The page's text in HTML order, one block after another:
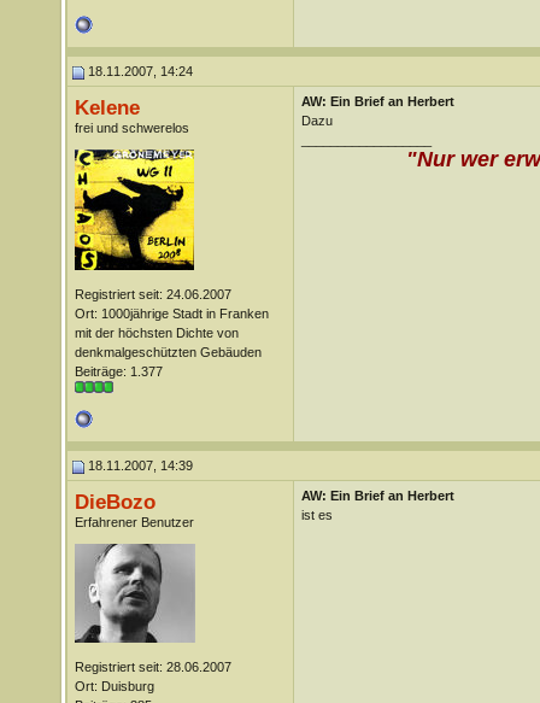
18.11.2007, 14:24
Kelene
frei und schwerelos
Registriert seit: 24.06.2007
Ort: 1000jährige Stadt in Franken
mit der höchsten Dichte von
denkmalgeschützten Gebäuden
Beiträge: 1.377
AW: Ein Brief an Herbert
Dazu
"Nur wer
18.11.2007, 14:39
DieBozo
Erfahrener Benutzer
Registriert seit: 28.06.2007
Ort: Duisburg
AW: Ein Brief an Herbert
ist es